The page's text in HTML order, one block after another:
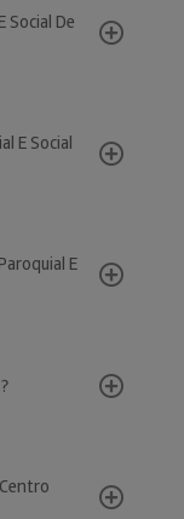
Social De
E Social
E